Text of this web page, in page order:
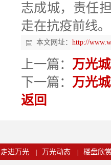
志成城，责任
走在抗疫前线。
本文网址： http://
上一篇： 万光
下一篇： 万光
返回
走进万光 万光动态 楼盘欣